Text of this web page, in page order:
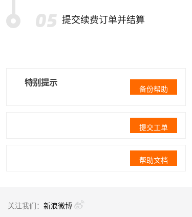
提交续费订单并结算
特别提示
备份帮助
提交工单
帮助文档